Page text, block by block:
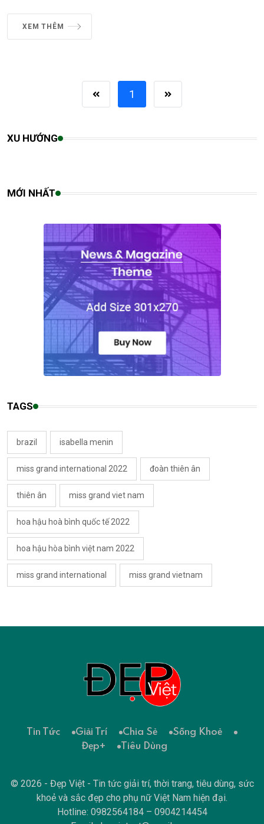
XEM THÊM
1
XU HƯỚNG
MỚI NHẤT
TAGS
brazil isabella menin
miss grand international 2022 đoàn thiên ân
thiên ân miss grand viet nam
hoa hậu hoà bình quốc tế 2022
hoa hậu hòa bình việt nam 2022
miss grand international miss grand vietnam
Tin Tức Giải Trí Chia Sẻ
Sống Khoẻ
Đẹp+
Tiêu Dùng
© 2026 - Đẹp Việt - Tin tức giải trí, thời trang, tiêu dùng, sức
khoẻ và sắc đẹp cho phụ nữ Việt Nam hiện đại.
Hotline: 0982564184 – 0904214454